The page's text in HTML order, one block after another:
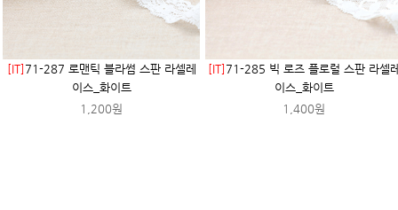
[IT] 71-287 로맨틱 블라썸 스판 라셀레
이스_화이트
1,200원
[IT] 71-285 빅 로즈 플로럴 스판 라셀
이스_화이트
1,400원